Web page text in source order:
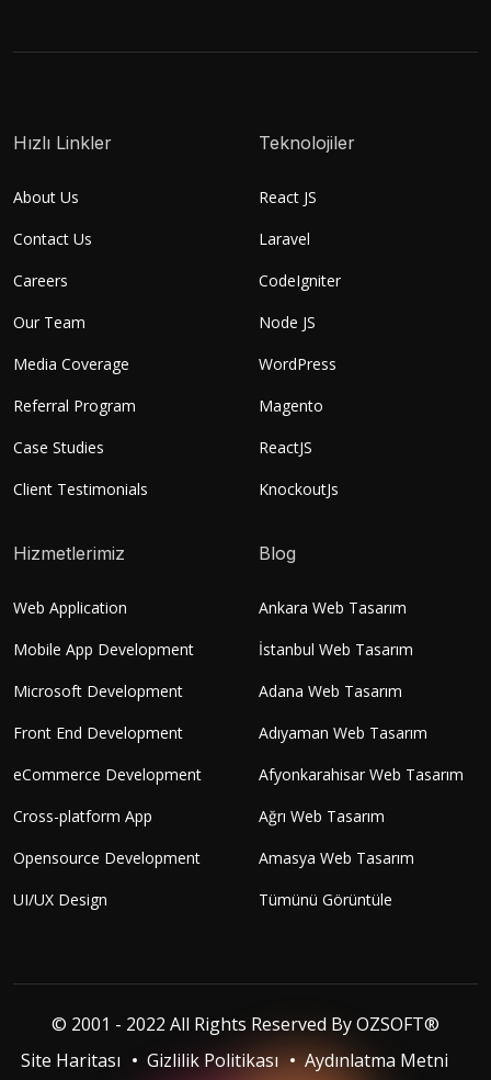
Hızlı Linkler
About Us
Contact Us
Careers
Our Team
Media Coverage
Referral Program
Case Studies
Client Testimonials
Teknolojiler
React JS
Laravel
CodeIgniter
Node JS
WordPress
Magento
ReactJS
KnockoutJs
Hizmetlerimiz
Web Application
Mobile App Development
Microsoft Development
Front End Development
eCommerce Development
Cross-platform App
Opensource Development
UI/UX Design
Blog
Ankara Web Tasarım
İstanbul Web Tasarım
Adana Web Tasarım
Adıyaman Web Tasarım
Afyonkarahisar Web Tasarım
Ağrı Web Tasarım
Amasya Web Tasarım
Tümünü Görüntüle
© 2001 - 2022 All Rights Reserved ByOZSOFT®
Site Haritası
Gizlilik Politikası Aydınlatma Metni